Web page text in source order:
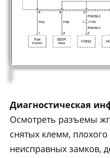
Диагностическая
Осмотреть разъемы
снятых клемм,
неисправных замков,